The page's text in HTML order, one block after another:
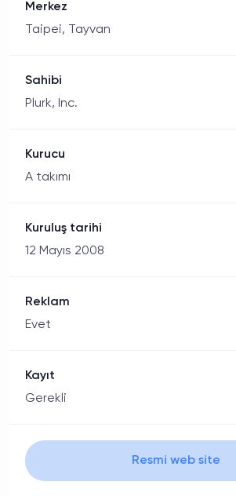
Merkez
Taipei, Tayvan
Sahibi
Plurk, Inc.
Kurucu
A takımı
Kuruluş tarihi
12 Mayıs 2008
Reklam
Evet
Kayıt
Gerekli
Resmi web site